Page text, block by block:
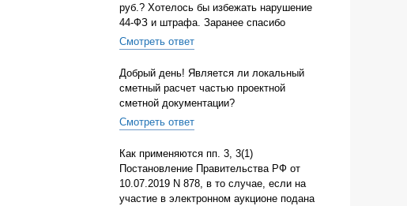
руб.? Хотелось бы избежать нарушение
44-ФЗ и штрафа. Заранее спасибо
Смотреть ответ
Добрый день! Является ли локальный
сметный расчет частью проектной
сметной документации?
Смотреть ответ
Как применяются пп. 3, 3(1)
Постановление Правительства РФ от
10.07.2019 N 878, в то случае, если на
участие в электронном аукционе подана